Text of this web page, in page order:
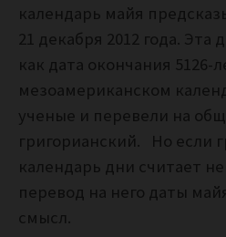
календарь майя
21 декабря 2012 года. Эта
как дата окончания 5126-
мезоамериканском
ученые и перевели на
григорианский. Но если
календарь дни считает
перевод на него даты
смысл.